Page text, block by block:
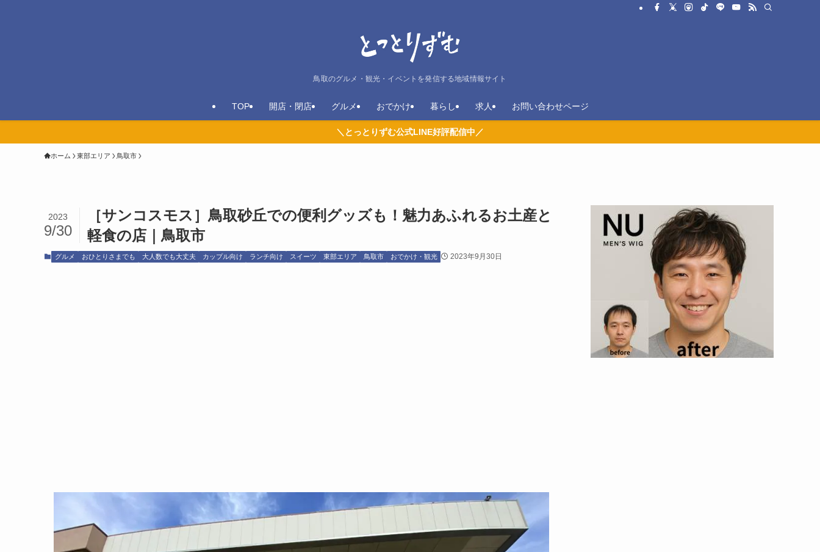
鳥取のグルメ・観光・イベントを発信する地域情報サイト
TOP 開店・閉店 グルメ おでかけ 暮らし 求人 お問い合わせページ
＼とっとりずむ公式LINE好評配信中／
ホーム 東部エリア 鳥取市
［サンコスモス］鳥取砂丘での便利グッズも！魅力あふれるお土産と
軽食の店｜鳥取市
2023
9/30
グルメ おひとりさまでも 大人数でも大丈夫 カップル向け ランチ向け スイーツ 東部エリア 鳥取市 おでかけ・観光 2023年9月30日